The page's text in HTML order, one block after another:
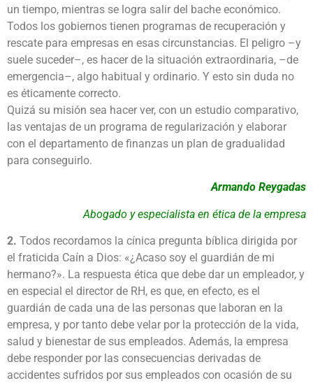
un tiempo, mientras se logra salir del bache económico.
Todos los gobiernos tienen programas de recuperación y
rescate para empresas en esas circunstancias. El peligro –y
suele suceder­–, es hacer de la situación extraordinaria, –de
emergencia–, algo habitual y ordinario. Y esto sin duda no
es éticamente correcto.
Quizá su misión sea hacer ver, con un estudio comparativo,
las ventajas de un programa de regularización y elaborar
con el departamento de finanzas un plan de gradualidad
para conseguirlo.
Armando Reygadas
Abogado y especialista en ética de la empresa
2. Todos recordamos la cínica pregunta bíblica dirigida por
el fraticida Caín a Dios: «¿Acaso soy el guardián de mi
hermano?». La respuesta ética que debe dar un empleador, y
en especial el director de RH, es que, en efecto, es el
guardián de cada una de las personas que laboran en la
empresa, y por tanto debe velar por la protección de la vida,
salud y bienestar de sus empleados. Además, la empresa
debe responder por las consecuencias derivadas de
accidentes sufridos por sus empleados con ocasión de su